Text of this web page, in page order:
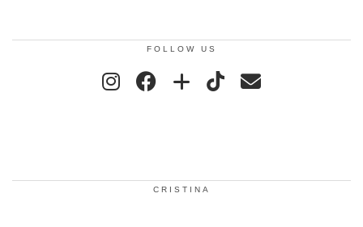
FOLLOW US
CRISTINA